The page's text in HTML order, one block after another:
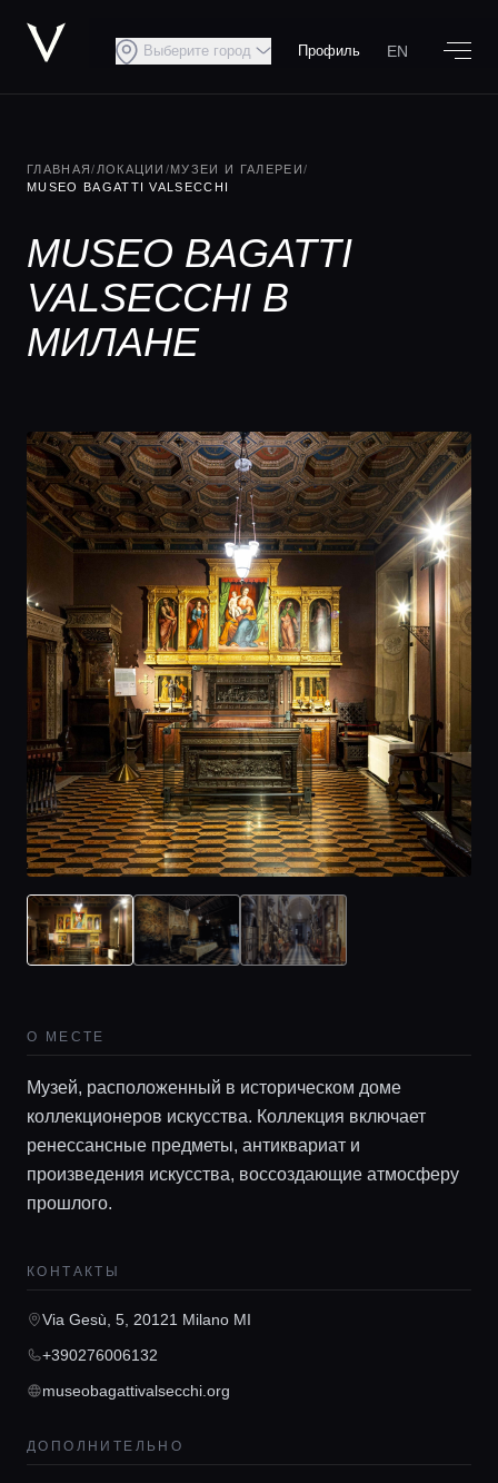
Главная
Локации
Гиды
Консьерж сервис
Выберите город Профиль EN
ГЛАВНАЯ/ ЛОКАЦИИ /МУЗЕИ И ГАЛЕРЕИ/
MUSEO BAGATTI VALSECCHI
MUSEO BAGATTI
VALSECCHI В
МИЛАНЕ
О МЕСТЕ
Музей, расположенный в историческом доме
коллекционеров искусства. Коллекция включает
ренессансные предметы, антиквариат и
произведения искусства, воссоздающие атмосферу
прошлого.
КОНТАКТЫ
Via Gesù, 5, 20121 Milano MI
+390276006132
museobagattivalsecchi.org
ДОПОЛНИТЕЛЬНО